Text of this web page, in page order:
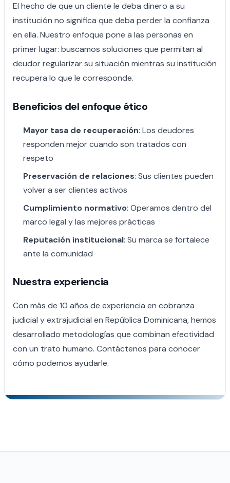
El hecho de que un cliente le deba dinero a su
institución no significa que deba perder la confianza
en ella. Nuestro enfoque pone a las personas en
primer lugar: buscamos soluciones que permitan al
deudor regularizar su situación mientras su institución
recupera lo que le corresponde.
Beneficios del enfoque ético
Mayor tasa de recuperación: Los deudores
responden mejor cuando son tratados con
respeto
Preservación de relaciones: Sus clientes pueden
volver a ser clientes activos
Cumplimiento normativo: Operamos dentro del
marco legal y las mejores prácticas
Reputación institucional: Su marca se fortalece
ante la comunidad
Nuestra experiencia
Con más de 10 años de experiencia en cobranza
judicial y extrajudicial en República Dominicana, hemos
desarrollado metodologías que combinan efectividad
con un trato humano. Contáctenos para conocer
cómo podemos ayudarle.